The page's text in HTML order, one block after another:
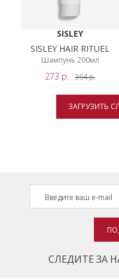
SISLEY
SISLEY HAIR RITUEL
Шампунь 200мл
273 р. 364р.
ЗАГРУЗИТЬ
СЛЕДИТЕ ЗА